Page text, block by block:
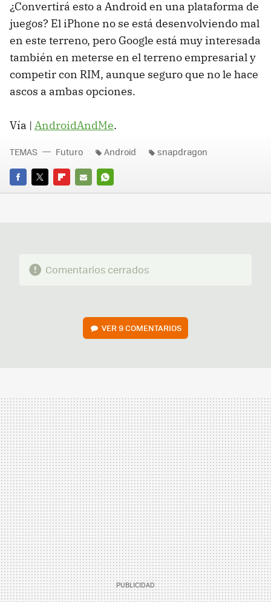
¿Convertirá esto a Android en una plataforma de
juegos? El iPhone no se está desenvolviendo mal
en este terreno, pero Google está muy interesada
también en meterse en el terreno empresarial y
competir con RIM, aunque seguro que no le hace
ascos a ambas opciones.
Vía | AndroidAndMe.
FACEBOOK
TWITTERFLIPBOARD
E-
WHATSAPP
TEMAS Futuro Android snapdragon
Comentarios cerrados
VER9 COMENTARIOS